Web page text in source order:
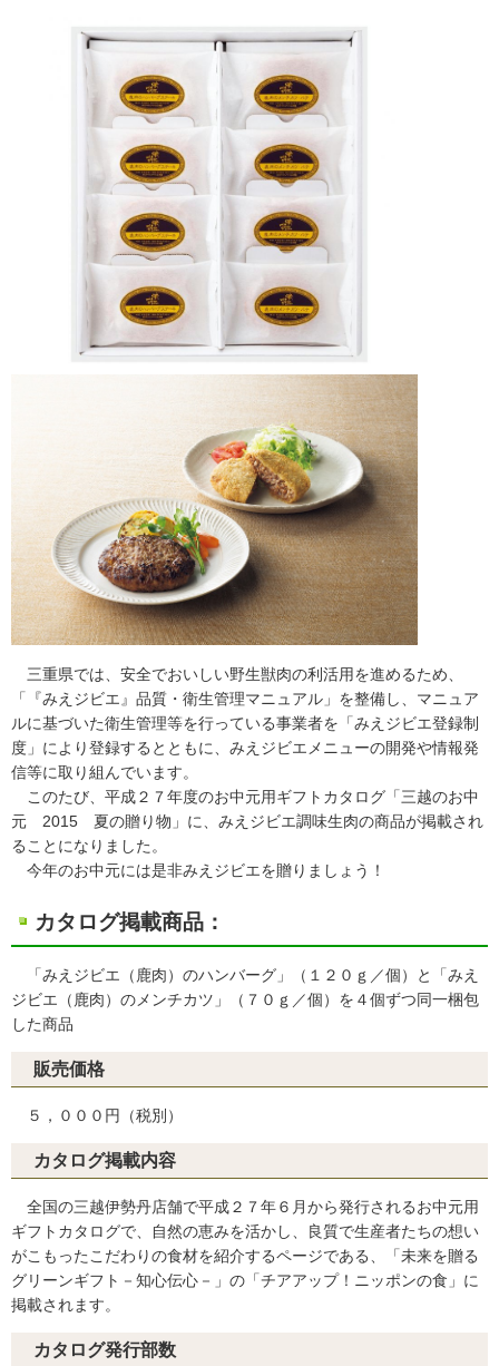
三重県では、安全でおいしい野生獣肉の利活用を進めるため、
「『みえジビエ』品質・衛生管理マニュアル」を整備し、マニュア
ルに基づいた衛生管理等を行っている事業者を「みえジビエ登録制
度」により登録するとともに、みえジビエメニューの開発や情報発
信等に取り組んでいます。
このたび、平成２７年度のお中元用ギフトカタログ「三越のお中
元 2015 夏の贈り物」に、みえジビエ調味生肉の商品が掲載され
ることになりました。
今年のお中元には是非みえジビエを贈りましょう！
カタログ掲載商品：
「みえジビエ（鹿肉）のハンバーグ」（１２０ｇ／個）と「みえ
ジビエ（鹿肉）のメンチカツ」（７０ｇ／個）を４個ずつ同一梱包
した商品
販売価格
５，０００円（税別）
カタログ掲載内容
全国の三越伊勢丹店舗で平成２７年６月から発行されるお中元用
ギフトカタログで、自然の恵みを活かし、良質で生産者たちの想い
がこもったこだわりの食材を紹介するページである、「未来を贈る
グリーンギフト－知心伝心－」の「チアアップ！ニッポンの食」に
掲載されます。
カタログ発行部数